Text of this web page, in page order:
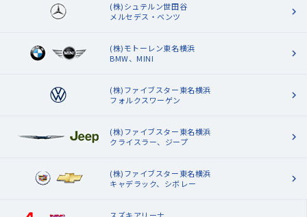
(株)シュテルン世田谷
メルセデス・ベンツ
(株)モトーレン東名横浜
BMW、MINI
(株)ファイブスター東名横浜
フォルクスワーゲン
(株)ファイブスター東名横浜
クライスラー、ジープ
(株)ファイブスター東名横浜
キャデラック、シボレー